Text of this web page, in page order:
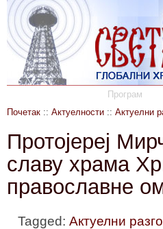
Програм
Почетак :: Актуелности :: Актуелни
Протојереј
славу храма
православне
Tagged: Актуелни